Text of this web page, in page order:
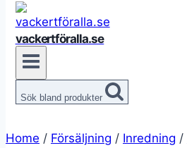
vackertföralla.se
Sök bland produkter
Home / Försäljning / Inredning /